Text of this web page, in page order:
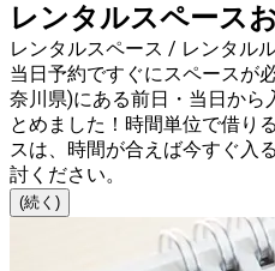
レンタルスペース
レンタルスペース / レンタル
当日予約ですぐにスペースが
奈川県)にある前日・当日から
とめました！時間単位で借り
スは、時間が合えば今すぐ入
討ください。
(続く)